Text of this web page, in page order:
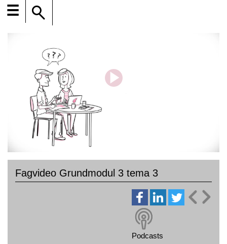
☰
Fagvideo Grundmodul 3 tema 3
Podcasts